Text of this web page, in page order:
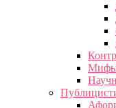
Мифы